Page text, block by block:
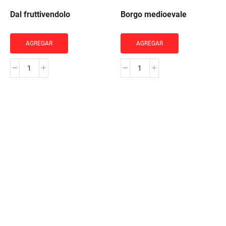
Dal fruttivendolo
AGREGAR
Dal
Borgo medioevale
AGREGAR
Borgo